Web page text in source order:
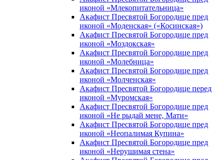
иконой «Млекопитательница»
Акафист Пресвятой Богородице пред
иконой «Моденская» («Косинская»)
Акафист Пресвятой Богородице пред
иконой «Моздокская»
Акафист Пресвятой Богородице пред
иконой «Молебница»
Акафист Пресвятой Богородице пред
иконой «Молченская»
Акафист Пресвятой Богородице перед
иконой «Муромская»
Акафист Пресвятой Богородице пред
иконой «Не рыдай мене, Мати»
Акафист Пресвятой Богородице пред
иконой «Неопалимая Купина»
Акафист Пресвятой Богородице пред
иконой «Нерушимая стена»